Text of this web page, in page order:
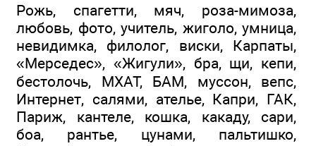
Рожь, спагетти, мяч, роза-мимоза,
любовь, фото, учитель, жиголо, умница,
невидимка, филолог, виски, Карпаты,
«Мерседес», «Жигули», бра, щи, кепи,
бестолочь, МХАТ, БАМ, муссон, вепс,
Интернет, салями, ателье, Капри, ГАК,
Париж, кантеле, кошка, какаду, сари,
боа, рантье, цунами, пальтишко,